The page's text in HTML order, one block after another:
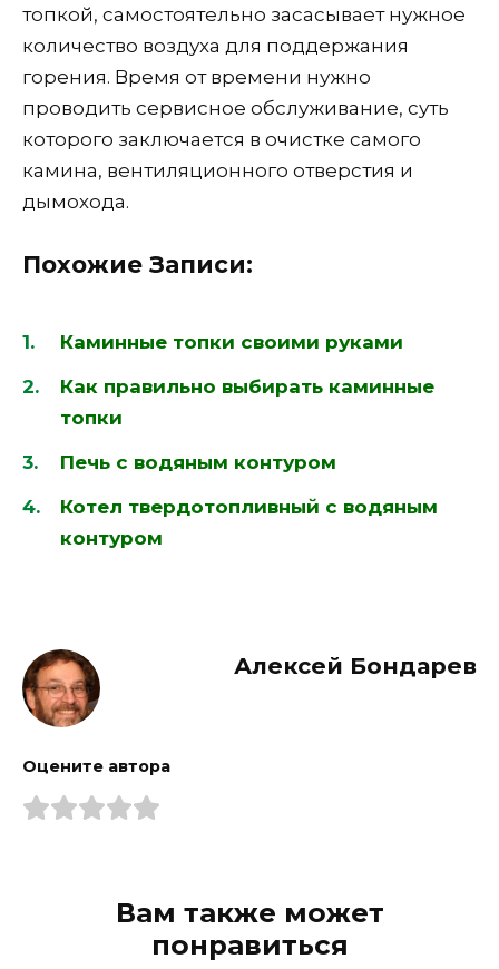
топкой, самостоятельно засасывает нужное
количество воздуха для поддержания
горения. Время от времени нужно
проводить сервисное обслуживание, суть
которого заключается в очистке самого
камина, вентиляционного отверстия и
дымохода.
Похожие Записи:
Каминные топки своими руками
Как правильно выбирать каминные
топки
Печь с водяным контуром
Котел твердотопливный с водяным
контуром
Алексей Бондарев
Оцените автора
Вам также может
понравиться